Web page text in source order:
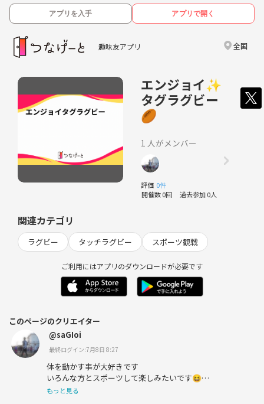
アプリを入手 アプリで開く
趣味友アプリ 全国
エンジョイ✨
タグラグビー
🏉
1 人がメンバー
評価 0件
開催数 0回 過去参加 0人
関連カテゴリ
ラグビー タッチラグビー スポーツ観戦
ご利用にはアプリのダウンロードが必要です
このページのクリエイター
@saGIoi
最終ログイン:7月8日 8:27
体を動かす事が大好きです
いろんな方とスポーツして楽しみたいです😆
みんなでワイワイやりましょう❗️❗️
もっと見る